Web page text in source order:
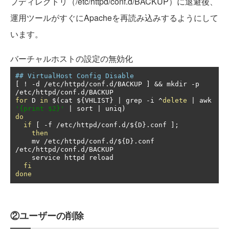
運用ツールがすぐにApacheを再読み込みするようにして
います。
バーチャルホストの設定の無効化
## VirtualHost Config Disable
! -d /etc/ httpd /conf . d /BACKUP && mkdir -
/etc/ httpd /conf . d /
for D in $ ( cat ${ VHLIST } grep - i ^delete
'{print $2}'
sort uniq )
do
if
- f /etc/ httpd /conf . d /${ D }. conf
];
then
    mv
/etc/ httpd /conf . d /${ D }.
/etc/ httpd /conf . d /BACKUP
fi
done
②ユーザーの削除